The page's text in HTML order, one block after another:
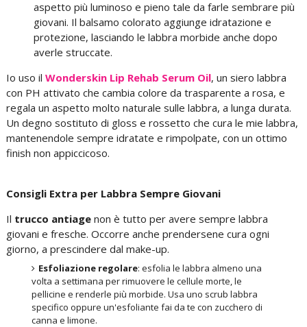
aspetto più luminoso e pieno tale da farle sembrare più
giovani. Il balsamo colorato aggiunge idratazione e
protezione, lasciando le labbra morbide anche dopo
averle struccate.
Io uso il Wonderskin Lip Rehab Serum Oil, un siero labbra
con PH attivato che cambia colore da trasparente a rosa, e
regala un aspetto molto naturale sulle labbra, a lunga durata.
Un degno sostituto di gloss e rossetto che cura le mie labbra,
mantenendole sempre idratate e rimpolpate, con un ottimo
finish non appiccicoso.
Consigli Extra per Labbra Sempre Giovani
Il trucco antiagenon è tutto per avere sempre labbra
giovani e fresche. Occorre anche prendersene cura ogni
giorno, a prescindere dal make-up.
Esfoliazione regolare: esfolia le labbra almeno una
volta a settimana per rimuovere le cellule morte, le
pellicine e renderle più morbide. Usa uno scrub labbra
specifico oppure un'esfoliante fai da te con zucchero di
canna e limone.